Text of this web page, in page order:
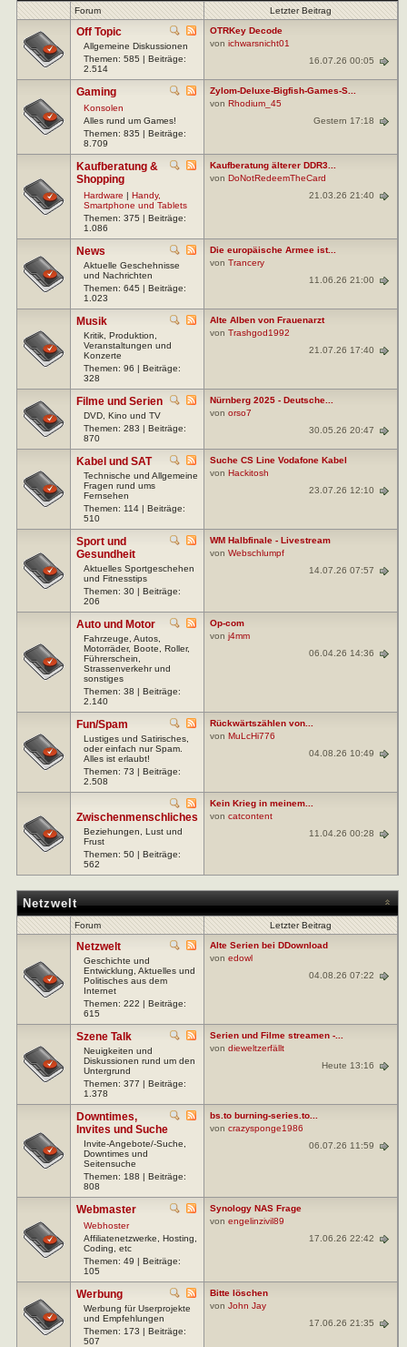
Forum Letzter Beitrag
Off Topic
Allgemeine Diskussionen
Themen: 585 | Beiträge:
2.514
OTRKey Decode
von ichwarsnicht01
16.07.26 00:05
Gaming
Konsolen
Alles rund um Games!
Themen: 835 | Beiträge:
8.709
Zylom-Deluxe-Bigfish-Games-S...
von Rhodium_45
Gestern 17:18
Kaufberatung &
Shopping
Hardware | Handy,
Smartphone und Tablets
Themen: 375 | Beiträge:
1.086
Kaufberatung älterer DDR3...
von DoNotRedeemTheCard
21.03.26 21:40
News
Aktuelle Geschehnisse
und Nachrichten
Themen: 645 | Beiträge:
1.023
Die europäische Armee ist...
von Trancery
11.06.26 21:00
Musik
Kritik, Produktion,
Veranstaltungen und
Konzerte
Themen: 96 | Beiträge:
328
Alte Alben von Frauenarzt
von Trashgod1992
21.07.26 17:40
Filme und Serien
DVD, Kino und TV
Themen: 283 | Beiträge:
870
Nürnberg 2025 - Deutsche...
von orso7
30.05.26 20:47
Kabel und SAT
Technische und Allgemeine
Fragen rund ums
Fernsehen
Themen: 114 | Beiträge:
510
Suche CS Line Vodafone Kabel
von Hackitosh
23.07.26 12:10
Sport und
Gesundheit
Aktuelles Sportgeschehen
und Fitnesstips
Themen: 30 | Beiträge:
206
WM Halbfinale - Livestream
von Webschlumpf
14.07.26 07:57
Auto und Motor
Fahrzeuge, Autos,
Motorräder, Boote, Roller,
Führerschein,
Strassenverkehr und
sonstiges
Themen: 38 | Beiträge:
2.140
Op-com
von j4mm
06.04.26 14:36
Fun/Spam
Lustiges und Satirisches,
oder einfach nur Spam.
Alles ist erlaubt!
Themen: 73 | Beiträge:
2.508
Rückwärtszählen von...
von MuLcHi776
04.08.26 10:49
Zwischenmenschliches
Beziehungen, Lust und
Frust
Themen: 50 | Beiträge:
562
Kein Krieg in meinem...
von catcontent
11.04.26 00:28
Netzwelt
Forum Letzter Beitrag
Netzwelt
Geschichte und
Entwicklung, Aktuelles und
Politisches aus dem
Internet
Themen: 222 | Beiträge:
615
Alte Serien bei DDownload
von edowl
04.08.26 07:22
Szene Talk
Neuigkeiten und
Diskussionen rund um den
Untergrund
Themen: 377 | Beiträge:
1.378
Serien und Filme streamen -...
von dieweltzerfällt
Heute 13:16
Downtimes,
Invites und Suche
Invite-Angebote/-Suche,
Downtimes und
Seitensuche
Themen: 188 | Beiträge:
808
bs.to burning-series.to...
von crazysponge1986
06.07.26 11:59
Webmaster
Webhoster
Affiliatenetzwerke, Hosting,
Coding, etc
Themen: 49 | Beiträge:
105
Synology NAS Frage
von engelinzivil89
17.06.26 22:42
Werbung
Werbung für Userprojekte
und Empfehlungen
Themen: 173 | Beiträge:
507
Bitte löschen
von John Jay
17.06.26 21:35